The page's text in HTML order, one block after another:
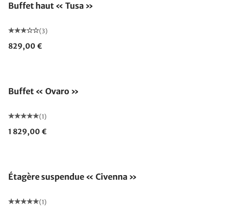
Buffet haut « Tusa »
(3)
829,00 €
Buffet « Ovaro »
(1)
1 829,00 €
Étagère suspendue « Civenna »
(1)